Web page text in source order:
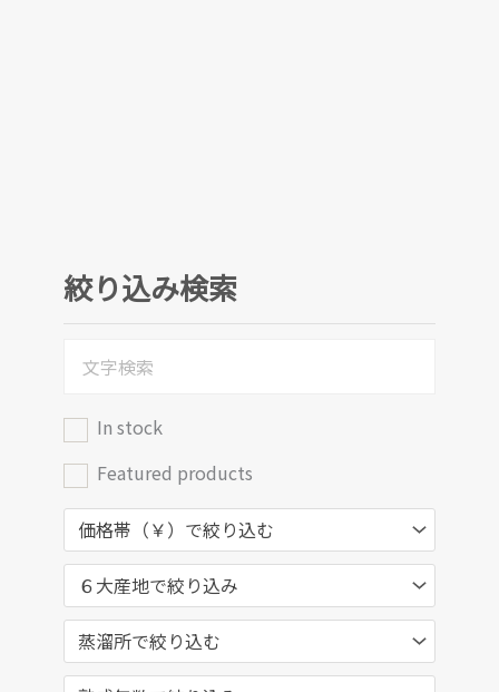
絞り込み検索
In stock
Featured products
価格帯（￥）で絞り込む
６大産地で絞り込み
蒸溜所で絞り込む